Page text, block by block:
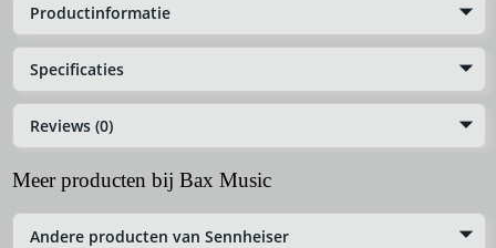
Productinformatie
Specificaties
Reviews (0)
Meer producten bij Bax Music
Andere producten van Sennheiser